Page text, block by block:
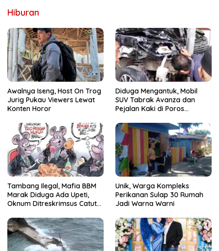
Hiburan
Awalnya Iseng, Host On Trog
Jurig Pukau Viewers Lewat
Konten Horor
Diduga Mengantuk, Mobil
SUV Tabrak Avanza dan
Pejalan Kaki di Poros
Tambang Ilegal, Mafia BBM
Marak Diduga Ada Upeti,
Oknum Ditreskrimsus Catut
Unik, Warga Kompleks
Perikanan Sulap 30 Rumah
Jadi Warna Warni